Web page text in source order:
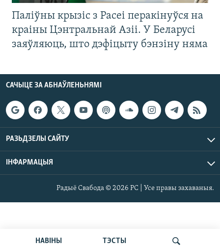
НАВІНЫ ТЭСТЫ
Паліўны крызіс з Расеі перакінуўся на
краіны Цэнтральнай Азіі. У Беларусі
заяўляюць, што дэфіцыту бэнзіну няма
САЧЫЦЕ ЗА АБНАЎЛЕНЬНЯМІ
РАЗЬДЗЕЛЫ САЙТУ
ІНФАРМАЦЫЯ
Радыё Свабода © 2026 РС | Усе правы захаваныя.